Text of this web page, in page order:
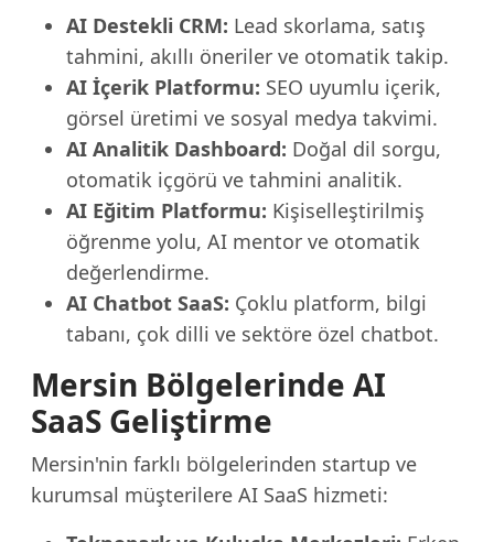
AI Destekli CRM: Lead skorlama, satış
tahmini, akıllı öneriler ve otomatik takip.
AI İçerik Platformu: SEO uyumlu içerik,
görsel üretimi ve sosyal medya takvimi.
AI Analitik Dashboard: Doğal dil sorgu,
otomatik içgörü ve tahmini analitik.
AI Eğitim Platformu: Kişiselleştirilmiş
öğrenme yolu, AI mentor ve otomatik
değerlendirme.
AI Chatbot SaaS: Çoklu platform, bilgi
tabanı, çok dilli ve sektöre özel chatbot.
Mersin Bölgelerinde AI
SaaS Geliştirme
Mersin'nin farklı bölgelerinden startup ve
kurumsal müşterilere AI SaaS hizmeti: